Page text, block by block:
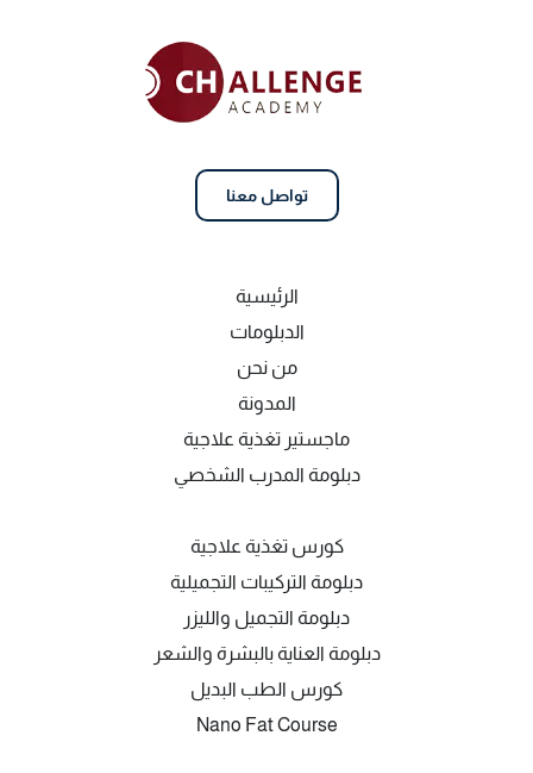
تواصل معنا
الرئيسية
الدبلومات
من نحن
المدونة
ماجستير تغذية علاجية
دبلومة المدرب الشخصي
كورس تغذية علاجية
دبلومة التركيبات التجميلية
دبلومة التجميل والليزر
دبلومة العناية بالبشرة والشعر
كورس الطب البديل
Nano Fat Course